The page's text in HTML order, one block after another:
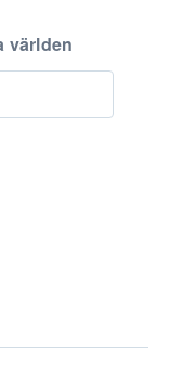
världen